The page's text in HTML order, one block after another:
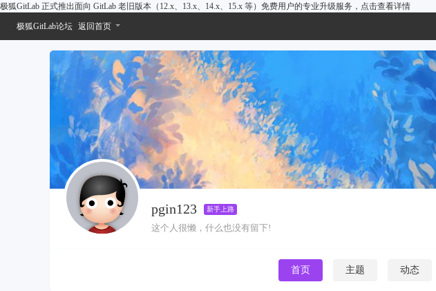
极狐GitLab 正式推出面向 GitLab 老旧版本（12.x、13.x、14.x、15.x 等）免费用户的专业升级服务， 点击查看详情
极狐GitLab论坛 返回首页
pgin123 新手上路
这个人很懒，什么也没有留下!
首页 主题 动态